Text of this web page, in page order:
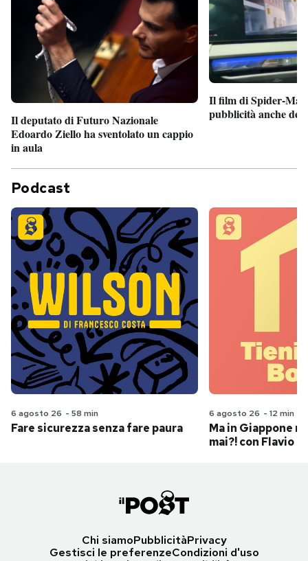
Il deputato di Futuro Nazionale
Edoardo Ziello ha sventolato un cappio
in aula
Il film di Spider-Man
pubblicità anche
Podcast
6 agosto 26 - 58 min
Fare sicurezza senza fare paura
6 agosto 26 - 12 min
Ma in Giappone
mai?! con Flavio
Chi siamoPubblicitàPrivacy
Gestisci le preferenzeCondizioni d'uso